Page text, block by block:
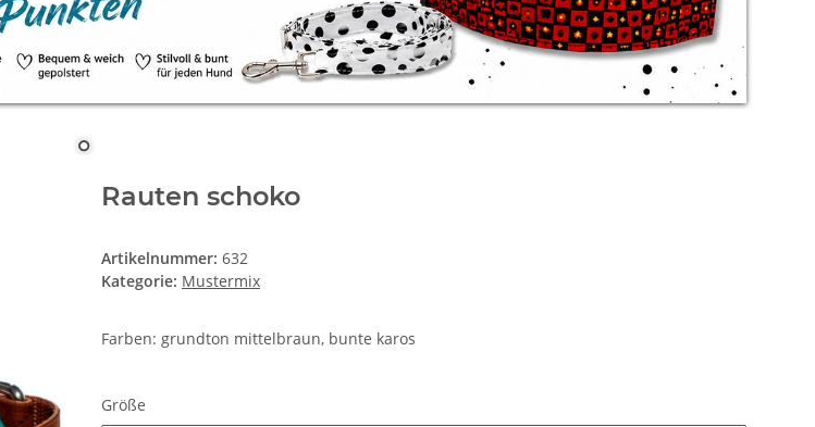
Rauten schoko
Artikelnummer: 632
Kategorie: Mustermix
Farben: grundton mittelbraun, bunte karos
Größe